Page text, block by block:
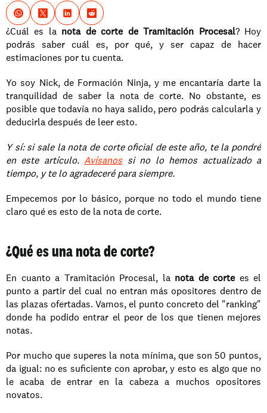
¿Cuál es la nota de corte de Tramitación Procesal? Hoy
podrás saber cuál es, por qué, y ser capaz de hacer
estimaciones por tu cuenta.
Yo soy Nick, de Formación Ninja, y me encantaría darte la
tranquilidad de saber la nota de corte. No obstante, es
posible que todavía no haya salido, pero podrás calcularla y
deducirla después de leer esto.
Y sí: si sale la nota de corte oficial de este año, te la pondré
en este artículo. Avísanos si no lo hemos actualizado a
tiempo, y te lo agradeceré para siempre.
Empecemos por lo básico, porque no todo el mundo tiene
claro qué es esto de la nota de corte.
¿Qué es una nota de corte?
En cuanto a Tramitación Procesal, la nota de corte es el
punto a partir del cual no entran más opositores dentro de
las plazas ofertadas. Vamos, el punto concreto del "ranking"
donde ha podido entrar el peor de los que tienen mejores
notas.
Por mucho que superes la nota mínima, que son 50 puntos,
da igual: no es suficiente con aprobar, y esto es algo que no
le acaba de entrar en la cabeza a muchos opositores
novatos.